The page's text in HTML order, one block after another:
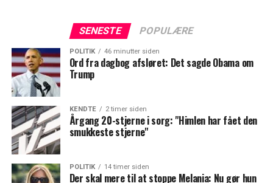
SENESTE POPULÆRE
POLITIK 46 minutter siden
Ord fra dagbog afsløret: Det sagde Obama om
Trump
KENDTE 2 timer siden
Årgang 20-stjerne i sorg: "Himlen har fået den
smukkeste stjerne"
POLITIK 14 timer siden
Der skal mere til at stoppe Melania: Nu gør hun